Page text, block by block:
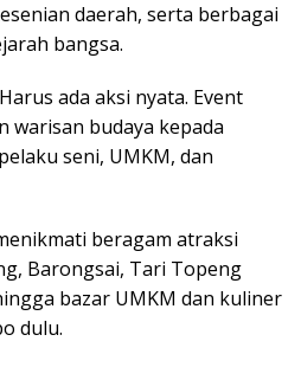
daerah, serta berbagai
bangsa.
ada aksi nyata. Event
warisan budaya kepada
seni, UMKM, dan
beragam atraksi
Barongsai, Tari Topeng
bazar UMKM dan kuliner
dulu.